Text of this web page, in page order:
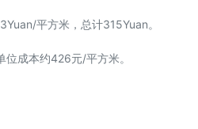
平方米，总计315Yuan。
成本约426元/平方米。